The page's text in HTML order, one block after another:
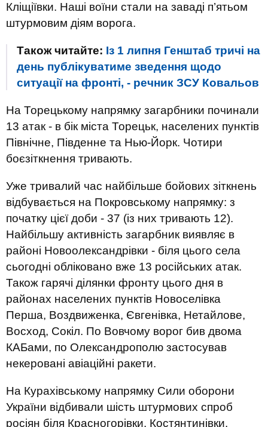
Кліщіївки. Наші воїни стали на заваді п’ятьом
штурмовим діям ворога.
Також читайте: Із 1 липня Генштаб тричі на
день публікуватиме зведення щодо
ситуації на фронті, - речник ЗСУ Ковальов
На Торецькому напрямку загарбники починали
13 атак - в бік міста Торецьк, населених пунктів
Північне, Південне та Нью-Йорк. Чотири
боєзіткнення тривають.
Уже тривалий час найбільше бойових зіткнень
відбувається на Покровському напрямку: з
початку цієї доби - 37 (із них тривають 12).
Найбільшу активність загарбник виявляє в
районі Новоолександрівки - біля цього села
сьогодні обліковано вже 13 російських атак.
Також гарячі ділянки фронту цього дня в
районах населених пунктів Новоселівка
Перша, Воздвиженка, Євгенівка, Нетайлове,
Восход, Сокіл. По Вовчому ворог бив двома
КАБами, по Олександрополю застосував
некеровані авіаційні ракети.
На Курахівському напрямку Сили оборони
України відбивали шість штурмових спроб
росіян біля Красногорівки, Костянтинівки,